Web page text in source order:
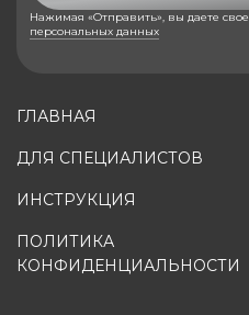
ГЛАВНАЯ
ДЛЯ СПЕЦИАЛИСТОВ
ИНСТРУКЦИЯ
ПОЛИТИКА
КОНФИДЕНЦИАЛЬНОСТИ
Нажимая «Отправить», вы даете свое
персональных данных